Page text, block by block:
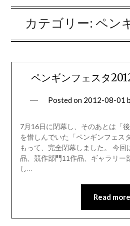
カテゴリー: ペン
ペンギンフェスタ
Posted on 2012-08-01
7月16日に閉幕し、そのあとは「
を惜しんでいた「ペンギンフェス
もって、完全閉幕しました。 今
品、競作部門11作品、ギャラリー
し…
Read more